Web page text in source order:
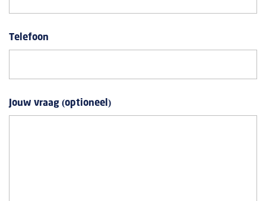
Telefoon
Jouw vraag (optioneel)